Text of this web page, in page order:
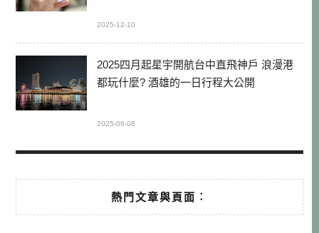
2025-12-10
2025四月起星宇開航台中直飛神戶 浪漫港
都玩什麼? 酒雄的一日行程大公開
2025-06-08
熱門文章與頁面︰